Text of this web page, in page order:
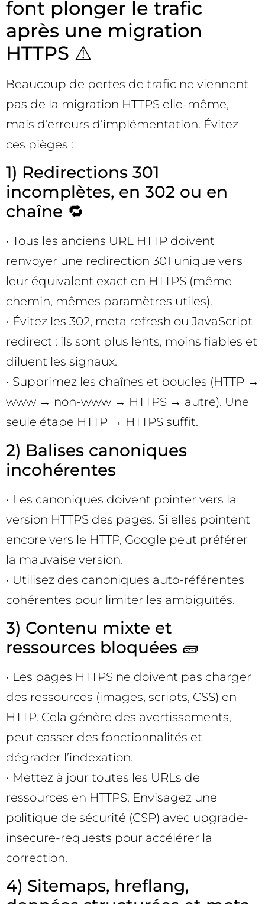
font plonger le trafic
après une migration
HTTPS ⚠️
Beaucoup de pertes de trafic ne viennent
pas de la migration HTTPS elle-même,
mais d’erreurs d’implémentation. Évitez
ces pièges :
1) Redirections 301
incomplètes, en 302 ou en
chaîne 🔁
• Tous les anciens URL HTTP doivent
renvoyer une redirection 301 unique vers
leur équivalent exact en HTTPS (même
chemin, mêmes paramètres utiles).
• Évitez les 302, meta refresh ou JavaScript
redirect : ils sont plus lents, moins fiables et
diluent les signaux.
• Supprimez les chaînes et boucles (HTTP →
www → non-www → HTTPS → autre). Une
seule étape HTTP → HTTPS suffit.
2) Balises canoniques
incohérentes
• Les canoniques doivent pointer vers la
version HTTPS des pages. Si elles pointent
encore vers le HTTP, Google peut préférer
la mauvaise version.
• Utilisez des canoniques auto-référentes
cohérentes pour limiter les ambiguïtés.
3) Contenu mixte et
ressources bloquées 🧱
• Les pages HTTPS ne doivent pas charger
des ressources (images, scripts, CSS) en
HTTP. Cela génère des avertissements,
peut casser des fonctionnalités et
dégrader l’indexation.
• Mettez à jour toutes les URLs de
ressources en HTTPS. Envisagez une
politique de sécurité (CSP) avec upgrade-
insecure-requests pour accélérer la
correction.
4) Sitemaps, hreflang,